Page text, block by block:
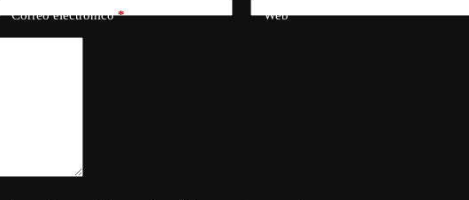
Correo electrónico* Web